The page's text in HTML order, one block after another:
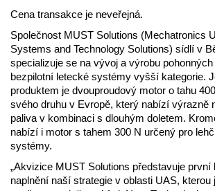
Cena transakce je neveřejná.
Společnost MUST Solutions (Mechatronics
Systems and Technology Solutions) sídlí v
specializuje se na vývoj a výrobu
bezpilotní letecké systémy vyšší kategorie.
produktem je dvouproudový motor o tahu
svého druhu v Evropě, který nabízí výrazně
paliva v kombinaci s dlouhým doletem.
nabízí i motor s tahem 300 N určený pro
systémy.
„Akvizice MUST Solutions představuje první
naplnění naší strategie v oblasti UAS,